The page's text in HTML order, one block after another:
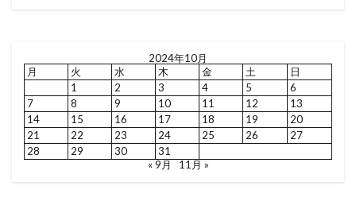
2024年10月
月
火 水 木 金 土
日
1
2 3 4 5
6
7
8 9 10 11 12
13
14
15 16 17 18 19
20
21
22 23 24 25 26
27
28
29 30
31
« 9月
11月 »